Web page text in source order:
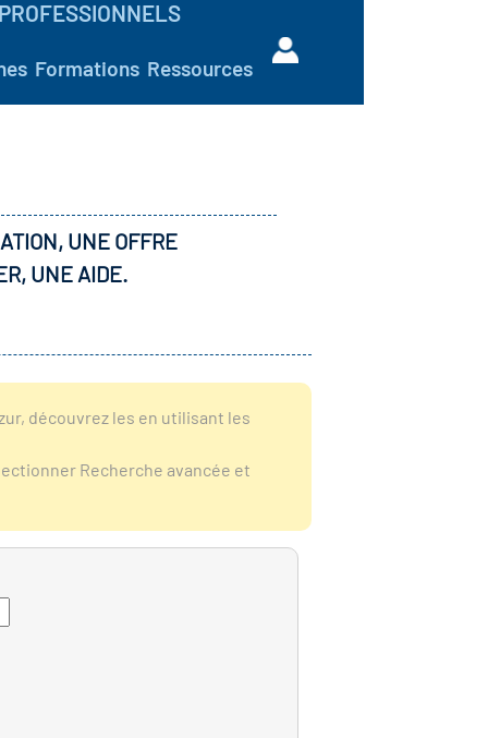
Formations Ressources
UNE OFFRE
UNE AIDE.
découvrez les en utilisant les
Recherche avancée et